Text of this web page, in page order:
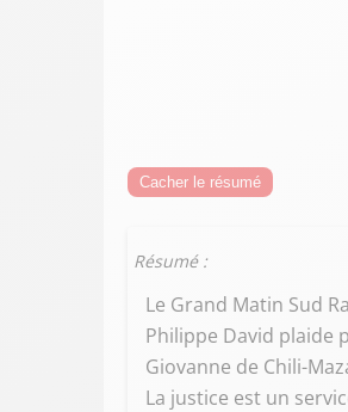
Cacher le résumé
Résumé :
Le Grand Matin Sud
Philippe David plaide
Giovanne de Chili-
La justice est un